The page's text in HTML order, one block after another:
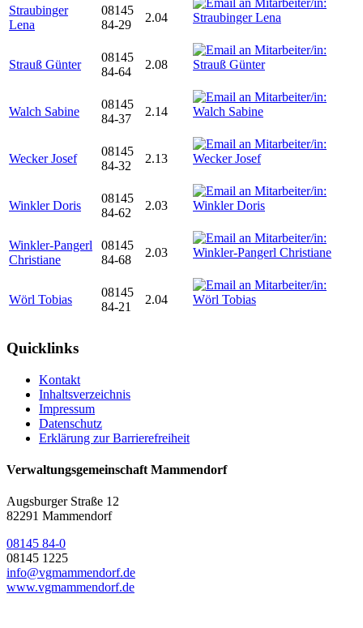
Straubinger
Lena
08145
84-29
2.04
Strauß Günter
08145
84-64
2.08
Walch Sabine
08145
84-37
2.14
Wecker Josef
08145
84-32
2.13
Winkler Doris
08145
84-62
2.03
Winkler-Pangerl
Christiane
08145
84-68
2.03
Wörl Tobias
08145
84-21
2.04
Quicklinks
Kontakt
Inhaltsverzeichnis
Impressum
Datenschutz
Erklärung zur Barrierefreiheit
Verwaltungsgemeinschaft Mammendorf
Augsburger Straße 12
82291 Mammendorf
08145 84-0
08145 1225
info@vgmammendorf.de
www.vgmammendorf.de